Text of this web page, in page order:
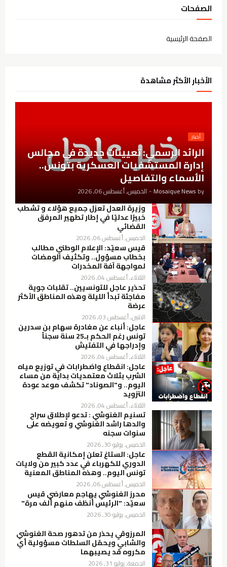
الصفحات
الصفحة الرئيسية
الأخبار الأكثر مشاهدة
أخبار
الرائد الرسمي: تعيينات جديدة في مجالس
إدارة المستشفيات العسكرية بتونس..
الأسماء والتفاصيل
by
Mosaique News
- الخميس, أغسطس 06, 2026
وزيرة العدل تعزل جميع هؤلاء و تشطب
خبيرًا عدليًا في إطار تطهير المرفق
القضائي
الخميس, أغسطس 06, 2026
قيس سعيّد: الإعلام الوطني مطالب
بخطاب مسؤول.. وتكثيف الومضات
لمواجهة آفة المخدرات
الثلاثاء, أغسطس 04, 2026
تحذير عاجل للتونسيين.. تقلبات جوية
مفاجئة تبدأ الليلة وهذه المناطق الأكثر
عرضة
الاثنين, أغسطس 03, 2026
عاجل: أنباء عن مغادرة سهام بن سدرين
تونس رغم الحكم بـ25 سنة سجناً
وإدراجها في التفتيش
الثلاثاء, أغسطس 04, 2026
عاجل: انقطاع واضطرابات في توزيع مياه
الشرب بثلاث معتمديات بداية من مساء
اليوم.. و"الصوناد" تكشف موعد عودة
التزويد
الثلاثاء, أغسطس 04, 2026
تسنيم الغنوشي : تدعو لإطلاق سراح
والدها راشد الغنوشي و تعويضه على
سنوات سجنه
الخميس, يوليو 30, 2026
عاجل: الستاغ تعلن إمكانية القطع
الدوري للكهرباء في عدد كبير من ولايات
تونس اليوم.. وهذه المناطق المعنية
الخميس, أغسطس 06, 2026
محرز الغنوشي يهاجم معارضي قيس
سعيّد: "الرئيس أنظف منهم ألف مرة"
الخميس, يوليو 30, 2026
المرزوقي يحذر من تدهور صحة الغنوشي
والشابي ويحمّل السلطات مسؤولية أي
مكروه قد يصيبهما
الجمعة, يوليو 31, 2026